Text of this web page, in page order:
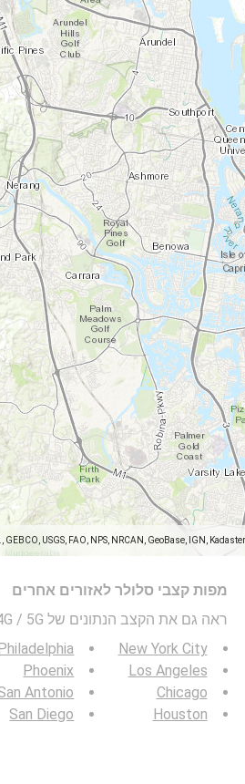
USGS, FAO, NPS, NRCAN, GeoBase, IGN,
מפות קצבי סלולר לאזורים אחרים
ראה גם את הקצב הנתונים של 3G / 4G / 5G ב
New York City
Los Angeles
Chicago
Houston
Phoenix
Antonio
San Diego